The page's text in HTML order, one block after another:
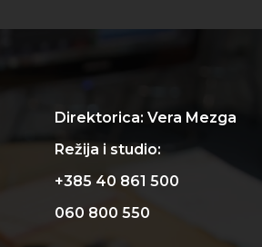
Direktorica: Vera Mezga
Režija i studio:
+385 40 861 500
060 800 550